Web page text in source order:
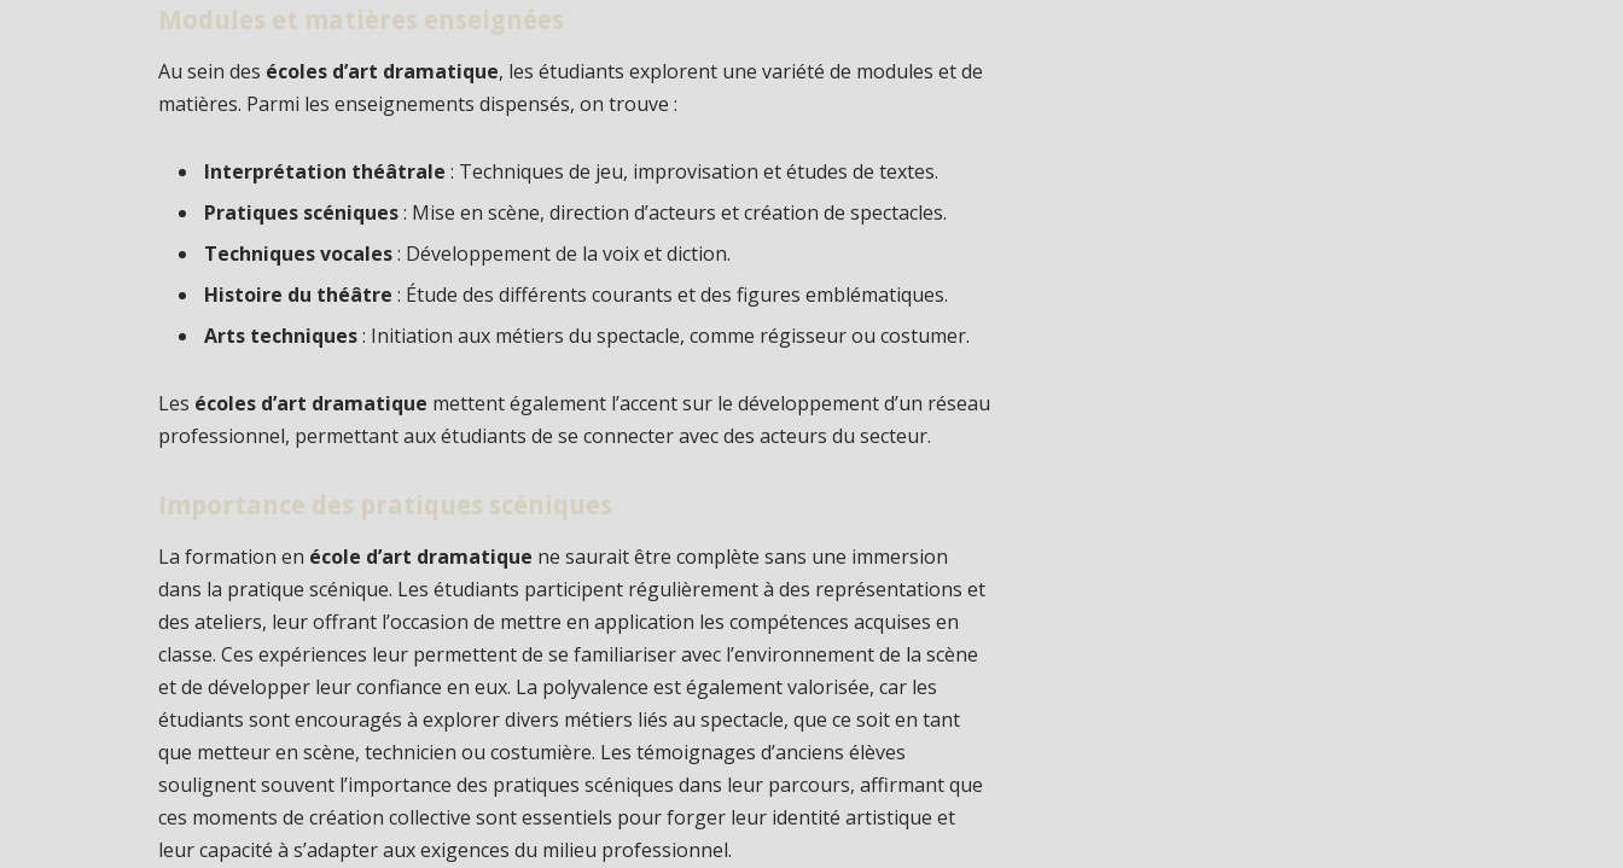
Modules et matières enseignées
Au sein des écoles d’art dramatique, les étudiants explorent une variété de modules et de
matières. Parmi les enseignements dispensés, on trouve :
Interprétation théâtrale : Techniques de jeu, improvisation et études de textes.
Pratiques scéniques: Mise en scène, direction d’acteurs et création de spectacles.
Techniques vocales: Développement de la voix et diction.
Histoire du théâtre : Étude des différents courants et des figures emblématiques.
Arts techniques: Initiation aux métiers du spectacle, comme régisseur ou costumer.
Les écoles d’art dramatique mettent également l’accent sur le développement d’un réseau
professionnel, permettant aux étudiants de se connecter avec des acteurs du secteur.
Importance des pratiques scéniques
La formation en école d’art dramatique ne saurait être complète sans une immersion
dans la pratique scénique. Les étudiants participent régulièrement à des représentations et
des ateliers, leur offrant l’occasion de mettre en application les compétences acquises en
classe. Ces expériences leur permettent de se familiariser avec l’environnement de la scène
et de développer leur confiance en eux. La polyvalence est également valorisée, car les
étudiants sont encouragés à explorer divers métiers liés au spectacle, que ce soit en tant
que metteur en scène, technicien ou costumière. Les témoignages d’anciens élèves
soulignent souvent l’importance des pratiques scéniques dans leur parcours, affirmant que
ces moments de création collective sont essentiels pour forger leur identité artistique et
leur capacité à s’adapter aux exigences du milieu professionnel.